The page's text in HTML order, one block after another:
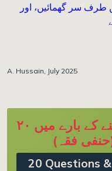
طرف سر گھمائیں، اور
A. Hussain, July 2025
جماعت کے ساتھ نماز پڑھنے کے بارے میں ۲۰
فقہ)
20 Questions